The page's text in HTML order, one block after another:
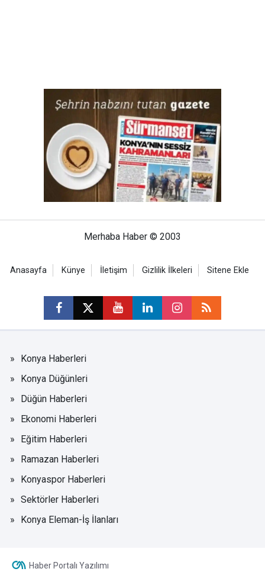
Merhaba Haber © 2003
Anasayfa Künye İletişim Gizlilik İlkeleri Sitene Ekle
Konya Haberleri
Konya Düğünleri
Düğün Haberleri
Ekonomi Haberleri
Eğitim Haberleri
Ramazan Haberleri
Konyaspor Haberleri
Sektörler Haberleri
Konya Eleman-İş İlanları
Haber Portalı Yazılımı